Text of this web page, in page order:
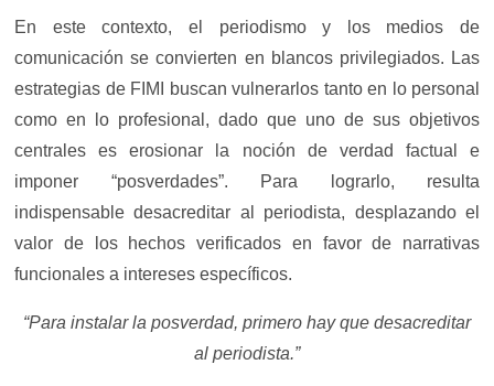
En este contexto, el periodismo y los medios de
comunicación se convierten en blancos privilegiados. Las
estrategias de FIMI buscan vulnerarlos tanto en lo personal
como en lo profesional, dado que uno de sus objetivos
centrales es erosionar la noción de verdad factual e
imponer “posverdades”. Para lograrlo, resulta
indispensable desacreditar al periodista, desplazando el
valor de los hechos verificados en favor de narrativas
funcionales a intereses específicos.
“Para instalar la posverdad, primero hay que desacreditar
al periodista.”